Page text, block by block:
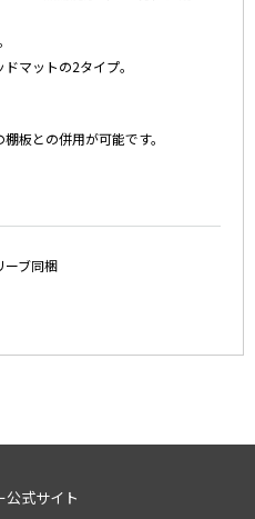
マットの2タイプ。
板との併用が可能です。
ブ同梱
公式サイト